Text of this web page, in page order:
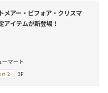
メアー・ビフォア・クリスマ
アイテムが新登場！
ーマート
3F